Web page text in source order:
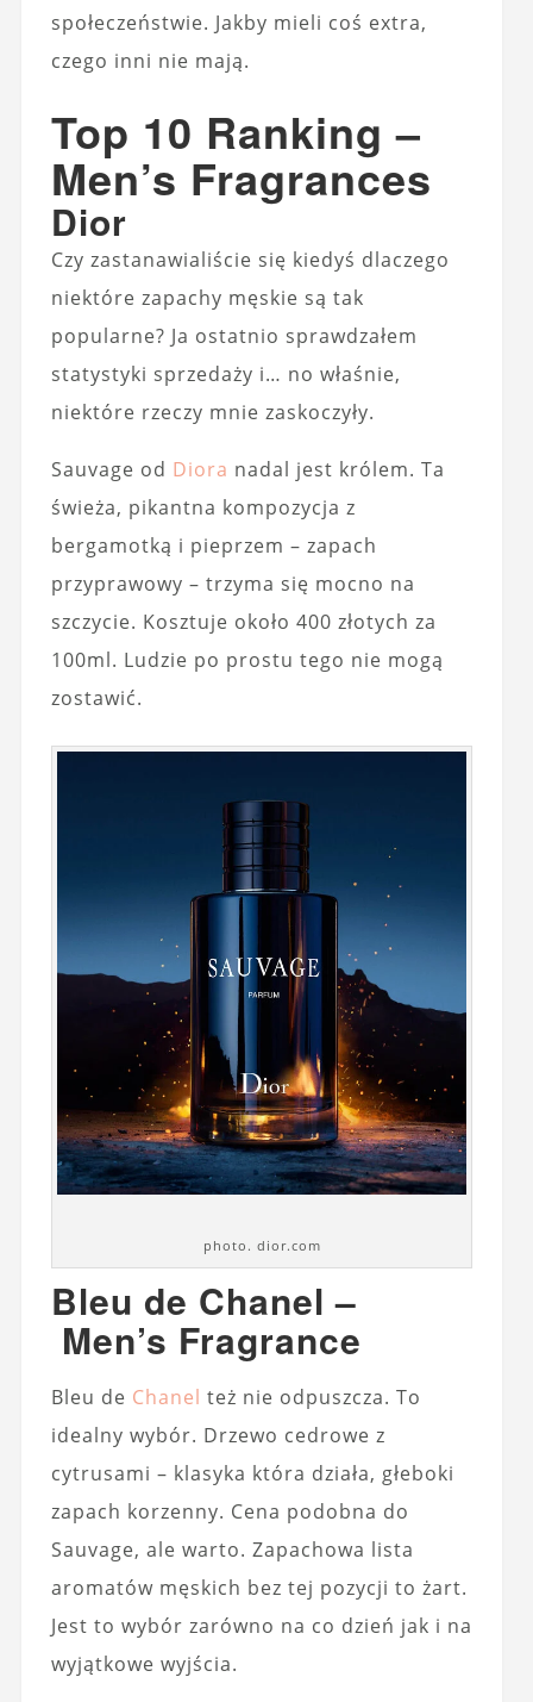
społeczeństwie. Jakby mieli coś extra,
czego inni nie mają.
Top 10 Ranking –
Men’s Fragrances
Dior
Czy zastanawialiście się kiedyś dlaczego
niektóre zapachy męskie są tak
popularne? Ja ostatnio sprawdzałem
statystyki sprzedaży i… no właśnie,
niektóre rzeczy mnie zaskoczyły.
Sauvage od Diora nadal jest królem. Ta
świeża, pikantna kompozycja z
bergamotką i pieprzem – zapach
przyprawowy – trzyma się mocno na
szczycie. Kosztuje około 400 złotych za
100ml. Ludzie po prostu tego nie mogą
zostawić.
photo. dior.com
Bleu de Chanel –
Men’s Fragrance
Bleu de Chanel też nie odpuszcza. To
idealny wybór. Drzewo cedrowe z
cytrusami – klasyka która działa, głeboki
zapach korzenny. Cena podobna do
Sauvage, ale warto. Zapachowa lista
aromatów męskich bez tej pozycji to żart.
Jest to wybór zarówno na co dzień jak i na
wyjątkowe wyjścia.